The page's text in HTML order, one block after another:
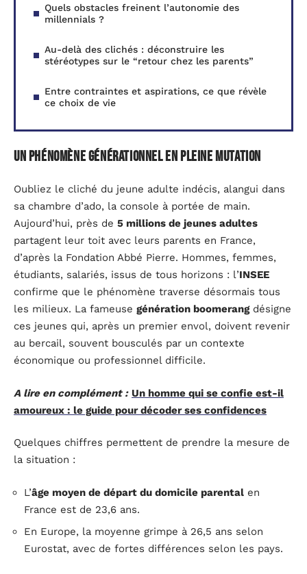
Quels obstacles freinent l’autonomie des
millennials ?
Au-delà des clichés : déconstruire les
stéréotypes sur le “retour chez les parents”
Entre contraintes et aspirations, ce que révèle
ce choix de vie
Un phénomène générationnel en pleine mutation
Oubliez le cliché du jeune adulte indécis, alangui dans
sa chambre d’ado, la console à portée de main.
Aujourd’hui, près de 5 millions de jeunes adultes
partagent leur toit avec leurs parents en France,
d’après la Fondation Abbé Pierre. Hommes, femmes,
étudiants, salariés, issus de tous horizons : l’INSEE
confirme que le phénomène traverse désormais tous
les milieux. La fameuse génération boomerangdésigne
ces jeunes qui, après un premier envol, doivent revenir
au bercail, souvent bousculés par un contexte
économique ou professionnel difficile.
A lire en complément : Un homme qui se confie est-il
amoureux : le guide pour décoder ses confidences
Quelques chiffres permettent de prendre la mesure de
la situation :
L’âge moyen de départ du domicile parental en
France est de 23,6 ans.
En Europe, la moyenne grimpe à 26,5 ans selon
Eurostat, avec de fortes différences selon les pays.